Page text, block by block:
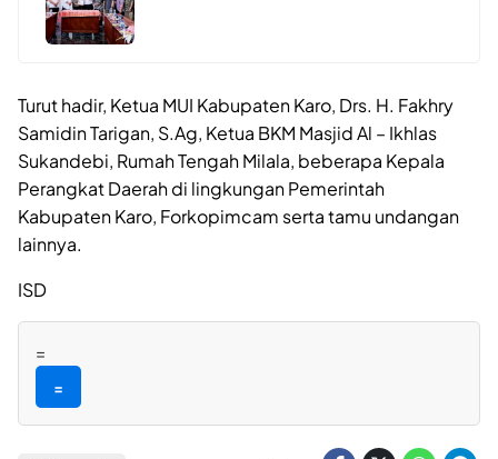
Turut hadir, Ketua MUI Kabupaten Karo, Drs. H. Fakhry
Samidin Tarigan, S.Ag, Ketua BKM Masjid Al – Ikhlas
Sukandebi, Rumah Tengah Milala, beberapa Kepala
Perangkat Daerah di lingkungan Pemerintah
Kabupaten Karo, Forkopimcam serta tamu undangan
lainnya.
ISD
=
=